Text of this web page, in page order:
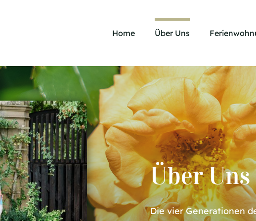
Home Über Uns
Über Uns
Die vier Generationen